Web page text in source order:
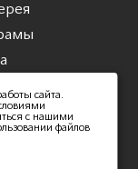
связьсайта.
с нашими
файлов